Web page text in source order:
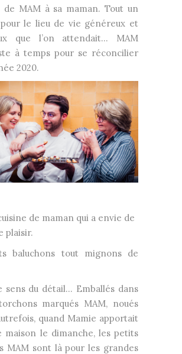
MAM à sa maman. Tout un
le lieu de vie généreux et
que l’on attendait… MAM
à temps pour se réconcilier
2020.
de maman qui a envie de
plaisir.
baluchons tout mignons de
sens du détail… Emballés dans
marqués MAM, noués
quand Mamie apportait
maison le dimanche, les petits
MAM sont là pour les grandes